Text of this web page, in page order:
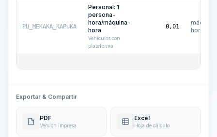
PU_MEKAKA_KAPUKA
Personal: 1
persona-
hora/máquina-
hora
Vehículos con
plataforma
0,01
hora
Exportar & Compartir
PDF
Versión impresa
Excel
Hoja de cálculo